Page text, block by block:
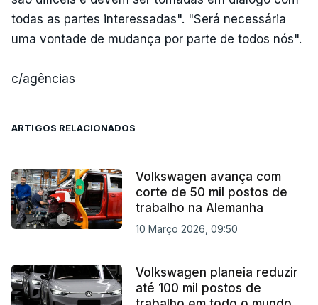
todas as partes interessadas". "Será necessária
uma vontade de mudança por parte de todos nós".
c/agências
ARTIGOS RELACIONADOS
Volkswagen avança com
corte de 50 mil postos de
trabalho na Alemanha
10 Março 2026, 09:50
Volkswagen planeia reduzir
até 100 mil postos de